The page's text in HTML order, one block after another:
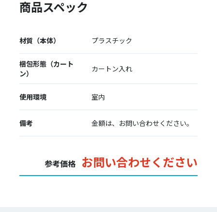
商品スペック
材質（本体） プラスチック
梱包形態（カート
ン）
カートン入れ
使用環境 室内
備考 金額は、お問い合わせください。
参考価格 お問い合わせください